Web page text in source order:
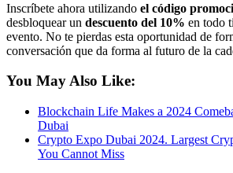
Inscríbete ahora utilizando el código
desbloquear un descuento del 10% en todo
evento. No te pierdas esta oportunidad de
conversación que da forma al futuro de la
You May Also Like:
Blockchain Life Makes a 2024
Dubai
Crypto Expo Dubai 2024. Largest
You Cannot Miss